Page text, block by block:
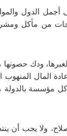
أجمل الدول
من مأكل
ودك حصونها
المال المنهوب
كل مؤسسة
ولا يجب أن